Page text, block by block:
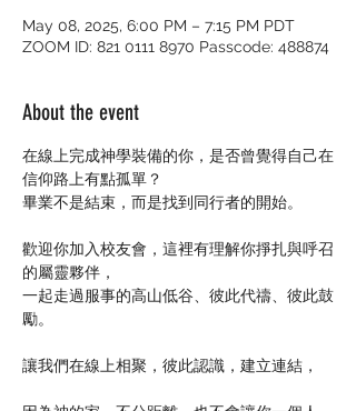
May 08, 2025, 6:00 PM – 7:15 PM PDT
ZOOM ID: 821 0111 8970 Passcode: 488874
About the event
在線上完成神學裝備的你，是否曾覺得自己在
信仰路上有點孤單？
畢業不是結束，而是找到同行者的開始。
歡迎你加入校友會，這裡有理解你掙扎與呼召
的屬靈夥伴，
一起走過服事的高山低谷、彼此代禱、彼此鼓
勵。
讓我們在線上相聚，彼此認識，建立連結，